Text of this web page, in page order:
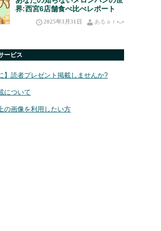
界:西宮6店舗食べ比べレポート
2025年3月31日 あるａｒ•⁠ᴗ⁠•⁠
ービス
】読者プレゼント掲載しませんか?
について
の画像を利用したい方